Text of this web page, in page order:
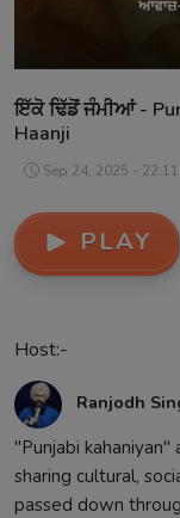
ਇੱਕੋ ਢਿੱਡੋਂ ਜੰਮੀਆਂ -
Haanji
Sep 24, 2025 - 22:11
PLAY
Host:-
Ranjodh
"Punjabi
sharing cultural,
passed down